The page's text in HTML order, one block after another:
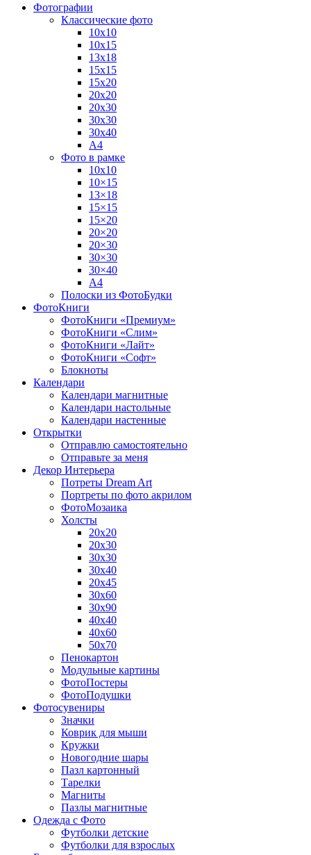
Фотографии
Классические фото
10х10
10х15
13х18
15х15
15х20
20х20
20х30
30х30
30х40
А4
Фото в рамке
10х10
10×15
13×18
15×15
15×20
20×20
20×30
30×30
30×40
A4
Полоски из ФотоБудки
ФотоКниги
ФотоКниги «Премиум»
ФотоКниги «Слим»
ФотоКниги «Лайт»
ФотоКниги «Софт»
Блокноты
Календари
Календари магнитные
Календари настольные
Календари настенные
Открытки
Отправлю самостоятельно
Отправьте за меня
Декор Интерьера
Потреты Dream Art
Портреты по фото акрилом
ФотоМозаика
Холсты
20х20
20х30
30х30
30х40
20х45
30х60
30х90
40х40
40х60
50х70
Пенокартон
Модульные картины
ФотоПостеры
ФотоПодушки
Фотоcувениры
Значки
Коврик для мыши
Кружки
Новогодние шары
Пазл картонный
Тарелки
Магниты
Пазлы магнитные
Одежда с Фото
Футболки детские
Футболки для взрослых